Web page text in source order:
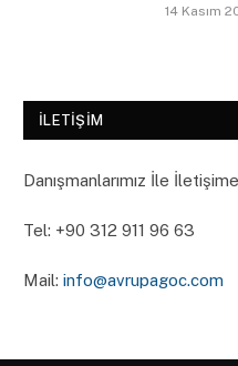
14 Kasım
İLETIŞIM
Danışmanlarımız İle
Tel: ‪+90 312 911 96 63‬
Mail: info@avrupagoc.com